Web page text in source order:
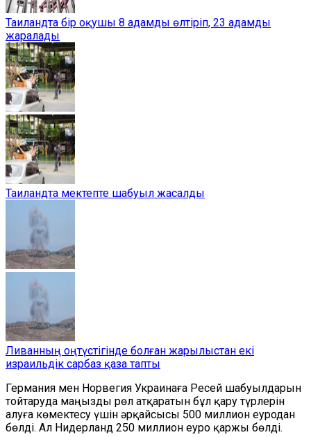
Таиландта бір оқушы 8 адамды өлтіріп, 23 адамды
жаралады
Таиландта мектепте шабуыл жасалды
Ливанның оңтүстігінде болған жарылыстан екі
израильдік сарбаз қаза тапты
Германия мен Норвегия Украинаға Ресей шабуылдарын
тойтаруда маңызды рөл атқаратын бұл қару түрлерін
алуға көмектесу үшін әрқайсысы 500 миллион еуродан
бөлді. Ал Нидерланд 250 миллион еуро қаржы бөлді.